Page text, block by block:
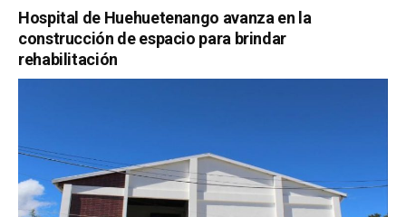
Hospital de Huehuetenango avanza en la
construcción de espacio para brindar
rehabilitación